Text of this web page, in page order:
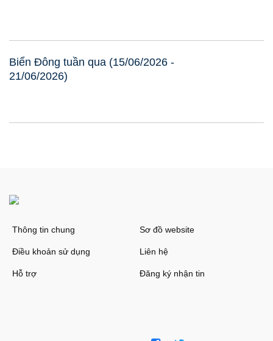
Biển Đông tuần qua (15/06/2026 -
21/06/2026)
Thông tin chung Sơ đồ website
Điều khoản sử dụng Liên hệ
Hỗ trợ Đăng ký nhận tin